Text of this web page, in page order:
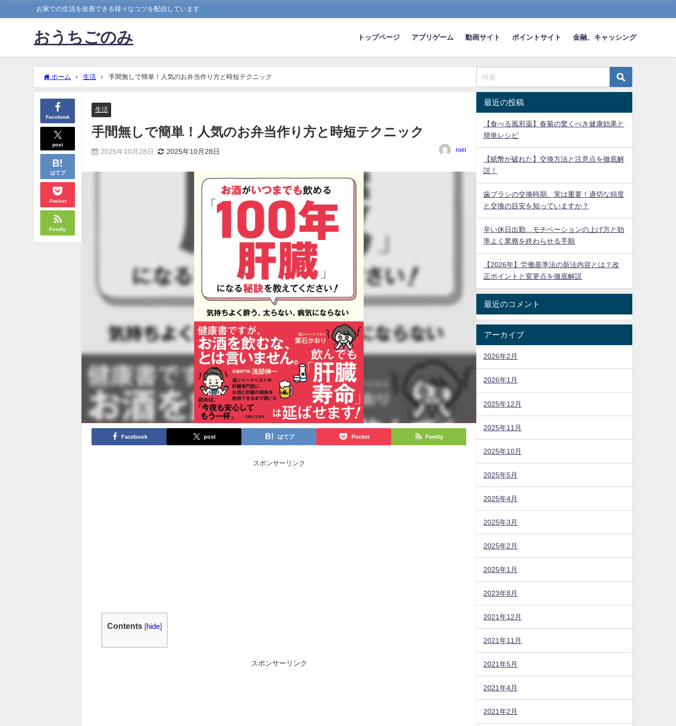
お家での生活を改善できる様々なコツを配信しています
おうちごのみ トップページ アプリゲーム 動画サイト ポイントサイト 金融、キャッシング
ホーム 生活 手間無しで簡単！人気のお弁当作り方と時短テクニック
Facebook
post
はてブ
Pocket
Feedly
生活
手間無しで簡単！人気のお弁当作り方と時短テクニック
2025年10月28日 2025年10月28日 roel
Facebook post はてブ Pocket Feedly
スポンサーリンク
Contents hide
スポンサーリンク
最近の投稿
【食べる風邪薬】春菊の驚くべき健康効果と
簡単レシピ
【紙幣が破れた】交換方法と注意点を徹底解
説！
歯ブラシの交換時期、実は重要！適切な頻度
と交換の目安を知っていますか？
辛い休日出勤…モチベーションの上げ方と効
率よく業務を終わらせる手順
【2026年】労働基準法の新法内容とは？改
正ポイントと変更点を徹底解説
最近のコメント
アーカイブ
2026年2月
2026年1月
2025年12月
2025年11月
2025年10月
2025年5月
2025年4月
2025年3月
2025年2月
2025年1月
2023年8月
2021年12月
2021年11月
2021年5月
2021年4月
2021年2月